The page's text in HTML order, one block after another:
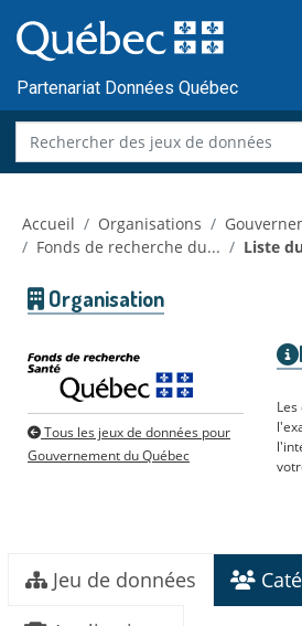
au
contenu
Partenariat Données Québec
Accueil Organisations
Fonds de recherche du...
Liste
Organisation
Tous les jeux de données pour
Gouvernement du Québec
Jeu de données